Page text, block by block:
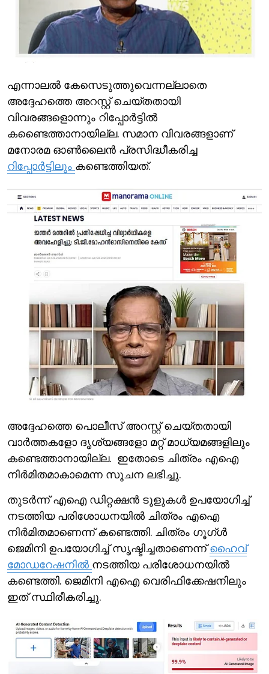
എന്നാലല്‍ കേസെടുത്തുവെന്നല്ലാതെ
അദ്ദേഹത്തെ അറസ്റ്റ് ചെയ്തതായി
വിവരങ്ങളൊന്നും റിപ്പോര്‍ട്ടില്‍
കണ്ടെെത്താനായില്ല. സമാന വിവരങ്ങളാണ്
മനോരമ ഓണ്‍ലൈന്‍ പ്രസിദ്ധീകരിച്ച
റിപ്പോര്‍ട്ടിലും കണ്ടെത്തിയത്.
അദ്ദേഹത്തെ പൊലീസ് അറസ്റ്റ് ചെയ്തതായി
വാര്‍ത്തകളോ ദൃശ്യങ്ങളോ മറ്റ് മാധ്യമങ്ങളിലും
കണ്ടെത്താനായില്ല. ഇതോടെ ചിത്രം എഐ
നിര്‍മിതമാകാമെന്ന സൂചന ലഭിച്ചു.
തുടര്‍ന്ന് എഐ ഡിറ്റക്ഷന്‍ ടൂളുകള്‍ ഉപയോഗിച്ച്
നടത്തിയ പരിശോധനയില്‍ ചിത്രം എഐ
നിര്‍മിതമാണെന്ന് കണ്ടെത്തി. ചിത്രം ഗൂഗ്ള്‍
ജെമിനി ഉപയോഗിച്ച് സൃഷ്ടിച്ചതാണെന്ന്ഹൈവ്
മോഡറേഷനില്‍ നടത്തിയ പരിശോധനയില്‍
കണ്ടെത്തി. ജെമിനി എഐ വെരിഫിക്കേഷനിലും
ഇത് സ്ഥിരീകരിച്ചു.